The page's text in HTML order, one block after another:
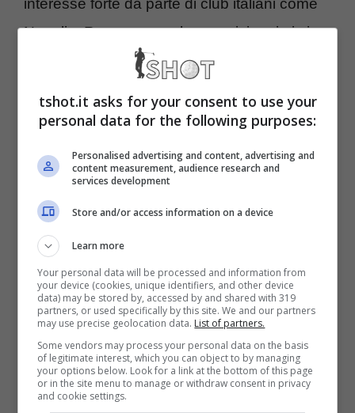
interesse forte da parte di club italiani come
Napoli e Roma ma anche esteri, in primis in
Premier League.
Ed èproprio dalla Premier League che si
potrebbe divenire realtà ben prima
dell’eventuale arrivo a Torino del gioiello
dell’Atalanta Teun Koopmeiners, nel mirino di
Giuntoli sin dalla scorsa estate.
Via Chiesa, ecco il super
colpo: arriva dalla Premier
A riferire la pazzesca indiscrezione è Luca
tshot.it asks for your consent to use your
personal data for the following purposes:
Personalised advertising and content, advertising and
content measurement, audience research and
services development
Store and/or access information on a device
Learn more
Your personal data will be processed and information from
your device (cookies, unique identifiers, and other device
data) may be stored by, accessed by and shared with 319
partners, or used specifically by this site. We and our partners
may use precise geolocation data. List of partners.
Some vendors may process your personal data on the basis
of legitimate interest, which you can object to by managing
your options below. Look for a link at the bottom of this page
or in the site menu to manage or withdraw consent in privacy
and cookie settings.